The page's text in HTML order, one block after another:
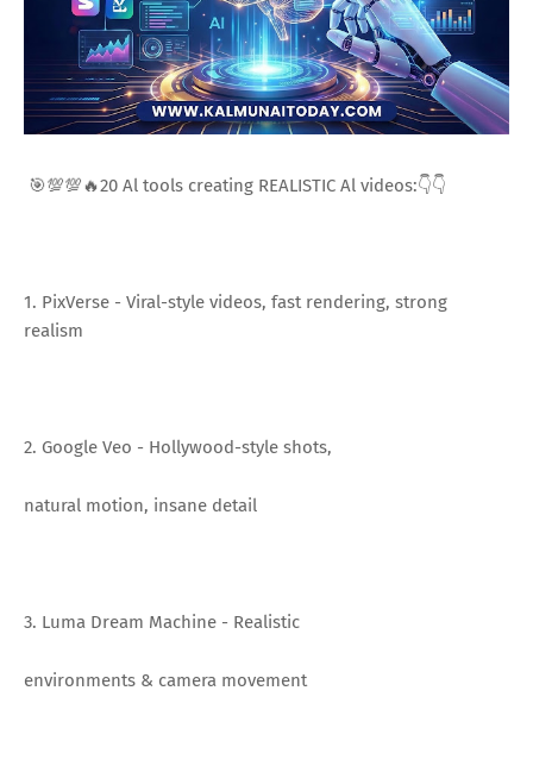
🎯💯💯🔥20 Al tools creating REALISTIC Al videos:👇👇
1. PixVerse - Viral-style videos, fast rendering, strong
realism
2. Google Veo - Hollywood-style shots,
natural motion, insane detail
3. Luma Dream Machine - Realistic
environments & camera movement